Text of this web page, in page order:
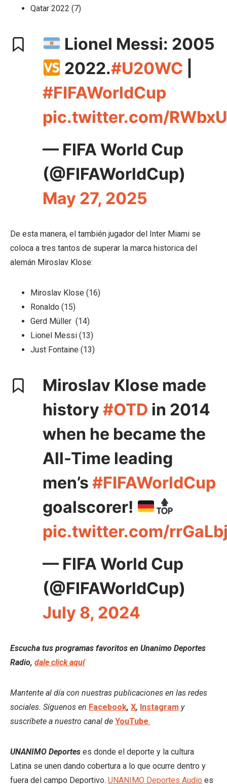
Qatar 2022 (7)
Lionel Messi: 2005
2022.#U20WC
#FIFAWorldCup
pic.twitter.com/
— FIFA World Cup
(@FIFAWorldCup)
May 27, 2025
De esta manera, el también jugador del Inter Miami se
coloca a tres tantos de superar la marca historica del
alemán Miroslav Klose:
Miroslav Klose (16)
Ronaldo (15)
Gerd Müller (14)
Lionel Messi (13)
Just Fontaine (13)
Miroslav Klose made
history #OTD in 2014
when he became the
All-Time leading
men’s #FIFAWorldCup
goalscorer!
pic.twitter.com/
— FIFA World Cup
(@FIFAWorldCup)
July 8, 2024
Escucha tus programas favoritos en Unanimo Deportes
Radio, dale click aquí
Mantente al día con nuestras publicaciones en las redes
sociales. Síguenos en Facebook, X, Instagram y
suscríbete a nuestro canal de YouTube.
UNANIMO Deportes es donde el deporte y la cultura
Latina se unen dando cobertura a lo que ocurre dentro y
fuera del campo Deportivo. UNANIMO Deportes Audio es